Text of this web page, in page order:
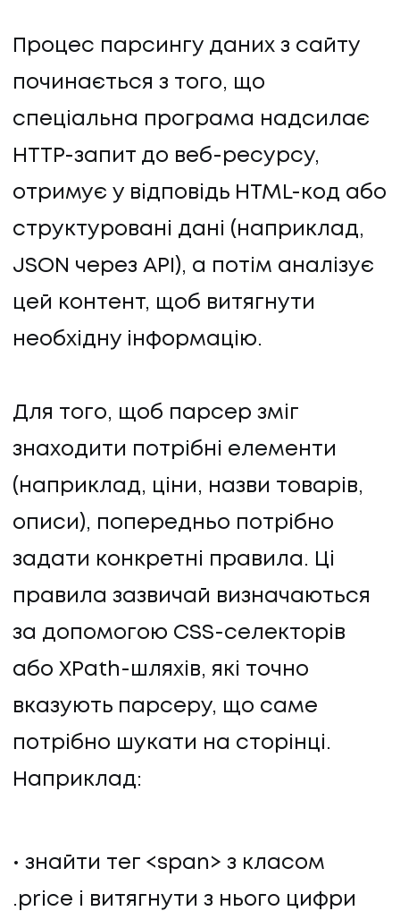
Процес парсингу даних з сайту
починається з того, що
спеціальна програма надсилає
HTTP-запит до веб-ресурсу,
отримує у відповідь HTML-код або
структуровані дані (наприклад,
JSON через API), а потім аналізує
цей контент, щоб витягнути
необхідну інформацію.
Для того, щоб парсер зміг
знаходити потрібні елементи
(наприклад, ціни, назви товарів,
описи), попередньо потрібно
задати конкретні правила. Ці
правила зазвичай визначаються
за допомогою CSS-селекторів
або XPath-шляхів, які точно
вказують парсеру, що саме
потрібно шукати на сторінці.
Наприклад:
знайти тег <span> з класом
.price і витягнути з нього цифри